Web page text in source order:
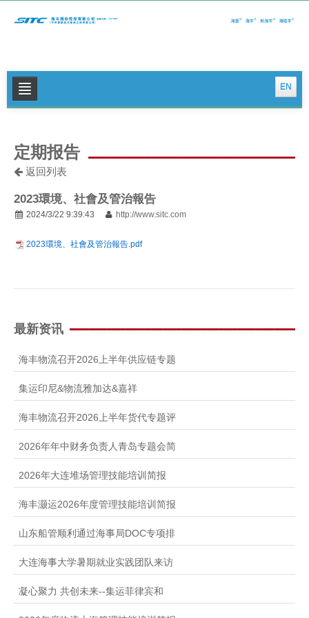
EN
公司新闻
集运特色服务
物流特色服务
联系我们
定期报告
返回列表
2023環境、社會及管治報告
2024/3/22 9:39:43 http://www.sitc.com
2023環境、社會及管治報告.pdf
最新资讯
海丰物流召开2026上半年供应链专题
集运印尼&物流雅加达&嘉祥
海丰物流召开2026上半年货代专题评
2026年年中财务负责人青岛专题会简
2026年大连堆场管理技能培训简报
海丰灏运2026年度管理技能培训简报
山东船管顺利通过海事局DOC专项排
大连海事大学暑期就业实践团队来访
凝心聚力 共创未来--集运菲律宾和